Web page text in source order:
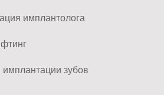
имплантолога
зубов